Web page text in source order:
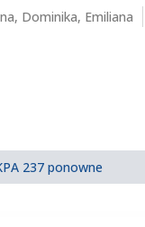
, Dominika, Emiliana
237 ponowne